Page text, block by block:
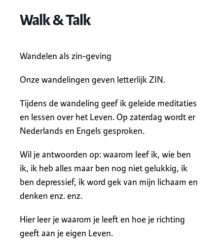
Walk & Talk
Wandelen als zin-geving
Onze wandelingen geven letterlijk ZIN.
Tijdens de wandeling geef ik geleide meditaties
en lessen over het Leven. Op zaterdag wordt er
Nederlands en Engels gesproken.
Wil je antwoorden op: waarom leef ik, wie ben
ik, ik heb alles maar ben nog niet gelukkig, ik
ben depressief, ik word gek van mijn lichaam en
denken enz. enz.
Hier leer je waarom je leeft en hoe je richting
geeft aan je eigen Leven.